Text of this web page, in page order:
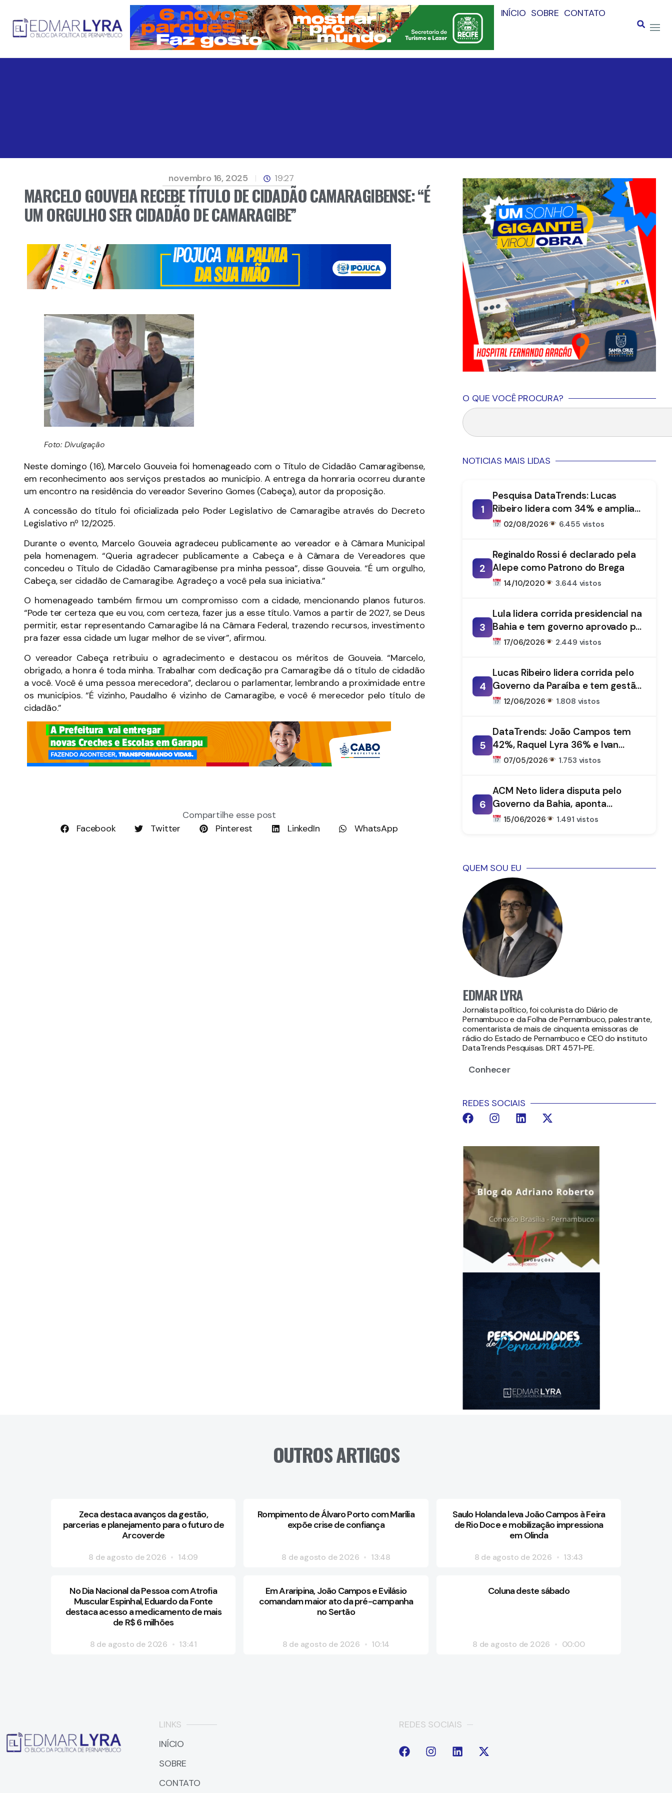
INÍCIO SOBRE CONTATO
novembro 16, 2025 19:27
MARCELO GOUVEIA RECEBE TÍTULO DE CIDADÃO CAMARAGIBENSE: “É
UM ORGULHO SER CIDADÃO DE CAMARAGIBE”
Foto: Divulgação
​Neste domingo (16), Marcelo Gouveia foi homenageado com o Título de Cidadão Camaragibense,
em reconhecimento aos serviços prestados ao município. A entrega da honraria ocorreu durante
um encontro na residência do vereador Severino Gomes (Cabeça), autor da proposição.
​A concessão do título foi oficializada pelo Poder Legislativo de Camaragibe através do Decreto
Legislativo nº 12/2025.
​Durante o evento, Marcelo Gouveia agradeceu publicamente ao vereador e à Câmara Municipal
pela homenagem. “Queria agradecer publicamente a Cabeça e à Câmara de Vereadores que
concedeu o Título de Cidadão Camaragibense pra minha pessoa”, disse Gouveia. “É um orgulho,
Cabeça, ser cidadão de Camaragibe. Agradeço a você pela sua iniciativa.”
​O homenageado também firmou um compromisso com a cidade, mencionando planos futuros.
“Pode ter certeza que eu vou, com certeza, fazer jus a esse título. Vamos a partir de 2027, se Deus
permitir, estar representando Camaragibe lá na Câmara Federal, trazendo recursos, investimento
pra fazer essa cidade um lugar melhor de se viver”, afirmou.
​O vereador Cabeça retribuiu o agradecimento e destacou os méritos de Gouveia. “Marcelo,
obrigado, a honra é toda minha. Trabalhar com dedicação pra Camaragibe dá o título de cidadão
a você. Você é uma pessoa merecedora”, declarou o parlamentar, lembrando a proximidade entre
os municípios. “É vizinho, Paudalho é vizinho de Camaragibe, e você é merecedor pelo título de
cidadão.”
Compartilhe esse post
Facebook
Twitter Pinterest LinkedIn WhatsApp
O QUE VOCÊ PROCURA?
NOTICIAS MAIS LIDAS
1
Pesquisa DataTrends: Lucas
Ribeiro lidera com 34% e amplia
vantagem na disputa pelo
02/08/2026 6.455 vistos
2
Reginaldo Rossi é declarado pela
Alepe como Patrono do Brega
14/10/2020 3.644 vistos
3
Lula lidera corrida presidencial na
Bahia e tem governo aprovado por
61%, aponta DataTrends
17/06/2026 2.449 vistos
4
Lucas Ribeiro lidera corrida pelo
Governo da Paraíba e tem gestão
aprovada por 66%, aponta
12/06/2026 1.808 vistos
5
DataTrends: João Campos tem
42%, Raquel Lyra 36% e Ivan
Moraes 1%
07/05/2026 1.753 vistos
6
ACM Neto lidera disputa pelo
Governo da Bahia, aponta
DataTrends
15/06/2026 1.491 vistos
QUEM SOU EU
EDMAR LYRA
Jornalista político, foi colunista do Diário de
Pernambuco e da Folha de Pernambuco, palestrante,
comentarista de mais de cinquenta emissoras de
rádio do Estado de Pernambuco e CEO do instituto
DataTrends Pesquisas. DRT 4571-PE.
Conhecer
REDES SOCIAIS
OUTROS ARTIGOS
Zeca destaca avanços da gestão,
parcerias e planejamento para o futuro de
Arcoverde
8 de agosto de 2026 14:09
Rompimento de Álvaro Porto com Marília
expõe crise de confiança
8 de agosto de 2026 13:48
Saulo Holanda leva João Campos à Feira
de Rio Doce e mobilização impressiona
em Olinda
8 de agosto de 2026 13:43
No Dia Nacional da Pessoa com Atrofia
Muscular Espinhal, Eduardo da Fonte
destaca acesso a medicamento de mais
de R$ 6 milhões
8 de agosto de 2026 13:41
Em Araripina, João Campos e Evilásio
comandam maior ato da pré-campanha
no Sertão
8 de agosto de 2026 10:14
Coluna deste sábado
8 de agosto de 2026 00:00
LINKS
INÍCIO
SOBRE
CONTATO
REDES SOCIAIS